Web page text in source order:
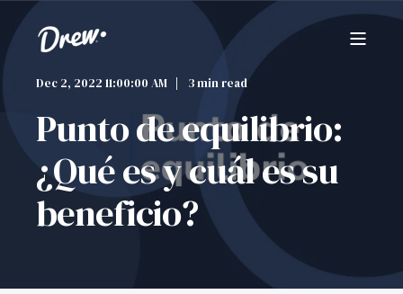
Dec 2, 2022 11:00:00 AM 3 min read
Punto de equilibrio:
¿Qué es y cuál es su
beneficio?